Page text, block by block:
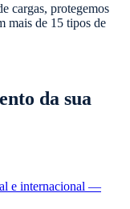
cargas, protegemos
mais de 15 tipos de
da sua
e internacional —